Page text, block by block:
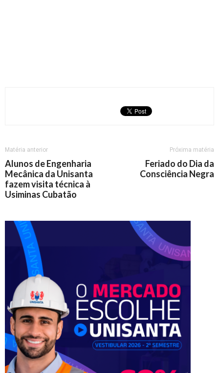
Matéria anterior
Alunos de Engenharia
Mecânica da Unisanta
fazem visita técnica à
Usiminas Cubatão
Próxima matéria
Feriado do Dia da
Consciência Negra